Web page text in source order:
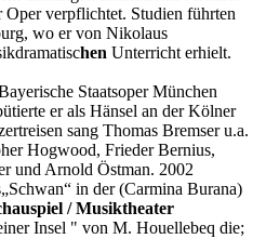
verpflichtet. Studien führten
wo er von Nikolaus
hen Unterricht erhielt.
Staatsoper München
er als Hänsel an der Kölner
sang Thomas Bremser u.a.
Hogwood, Frieder Bernius,
und Arnold Östman. 2002
in der (Carmina Burana)
/ Musiktheater
Insel " von M. Houellebeq die;